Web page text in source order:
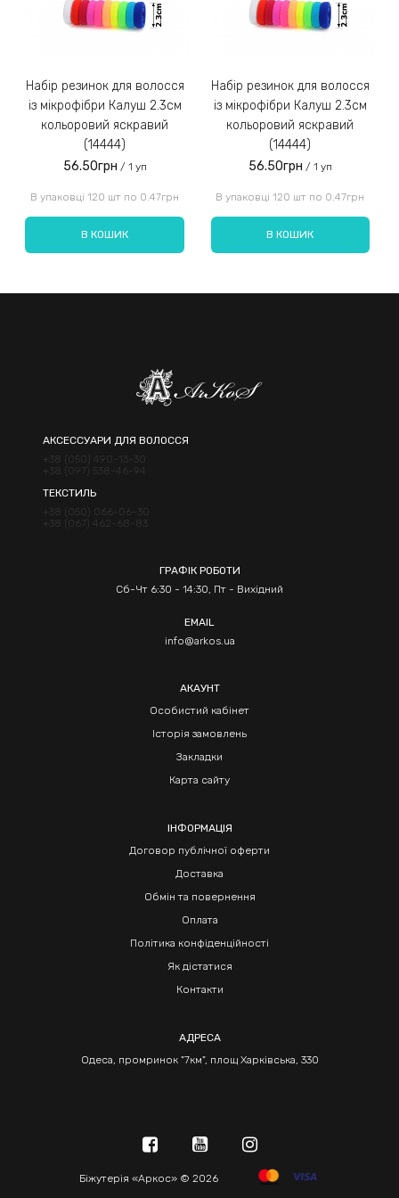
Введіть код, вказаний на зображенні:
Набір резинок для волосся
із мікрофібри Калуш 2.3см
кольоровий яскравий
(14444)
56.50грн / 1 уп
В упаковці 120 шт по 0.47грн
В КОШИК
Набір резинок для волосся
із мікрофібри Калуш 2.3см
кольоровий яскравий
(14444)
56.50грн / 1 уп
В упаковці 120 шт по 0.47грн
В КОШИК
АКСЕССУАРИ ДЛЯ ВОЛОССЯ
+38 (050) 490-13-30
+38 (097) 538-46-94
ТЕКСТИЛЬ
+38 (050) 066-06-30
+38 (067) 462-68-83
ГРАФІК РОБОТИ
Сб-Чт 6:30 - 14:30, Пт - Вихідний
EMAIL
info@arkos.ua
АКАУНТ
Особистий кабінет
Історія замовлень
Закладки
Карта сайту
ІНФОРМАЦІЯ
Договор публічної оферти
Доставка
Обмін та повернення
Оплата
Політика конфіденційності
Як дістатися
Контакти
АДРЕСА
Одеса, промринок "7км", площ Харківська, 330
Біжутерія «Аркос» © 2026